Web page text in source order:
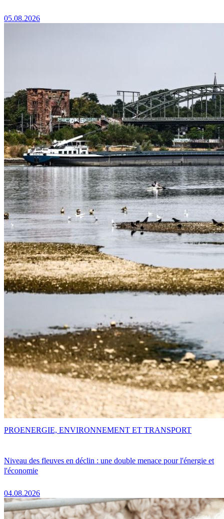
05.08.2026
Niveau des fleuves en déclin : une double menace pour l'énergie et
l'économie
04.08.2026
PROENERGIE, ENVIRONNEMENT ET TRANSPORT